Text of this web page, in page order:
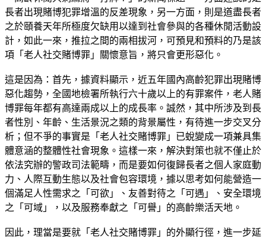
長者出現賭博犯罪增溫的反差現象，另一方面，則是道盡長者
之於頤養天年所極度欠缺用以達到社會參與的各種休閒活動設
計，如此一來，推拉之間的兩相拔河，可預見和預料的乃是該
項「老人社交賭博罪」關懷意旨，將只會更形惡化。
這是因為：首先，據資料顯示，近五年國內高齡犯罪出現賭博
惡化趨勢，全國地檢署所執行六十歲以上的有罪案件，老人賭
博罪每年都有高達兩成以上的成長率。誠然，其中所涉及到長
者性別、年齡、生活景況之類的背景屬性，有待進一步交叉分
析；但不爭的事實是「老人社交賭博罪」已蛻變成一項兼具集
體意涵的整體性社會現象。這樣一來，解決對策也就不僅止於
依法究辦的警政司法範疇，而是要如何復歸長者之個人家庭動
力、人際互動生態以及社會包容環境，據以思考如何能營造一
個滿足人性需求之「可欲」、友善對待之「可遇」、安全環境
之「可域」，以及服務奉獻之「可譽」的高齡樂活天地。
因此，理當是要就「老人社交賭博罪」的外顯行徑，進一步延